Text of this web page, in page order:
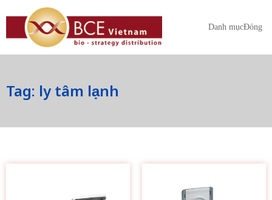
Danh mụcĐóng
Tag: ly tâm lạnh